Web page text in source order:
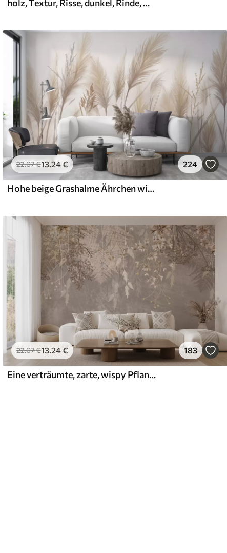
holz, Textur, Risse, dunkel, Rinde, Oberfläche
22.07€13.24€ 224
Hohe beige Grashalme Ährchen wiegen sich im Wind vor einem weichen, hellen Hintergrund
22.07€13.24€ 183
Eine verträumte, zarte, wispy Pflanzen, Ährchen und Blumen in braunen Pastellfarben vor einem dunstigen, strukturierten Hintergrund